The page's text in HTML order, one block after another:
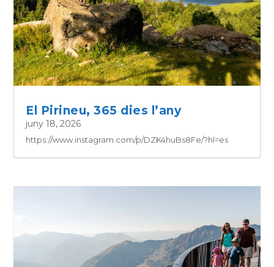
El Pirineu, 365 dies l’any
juny 18, 2026
https://www.instagram.com/p/DZK4huBs8Fe/?hl=es